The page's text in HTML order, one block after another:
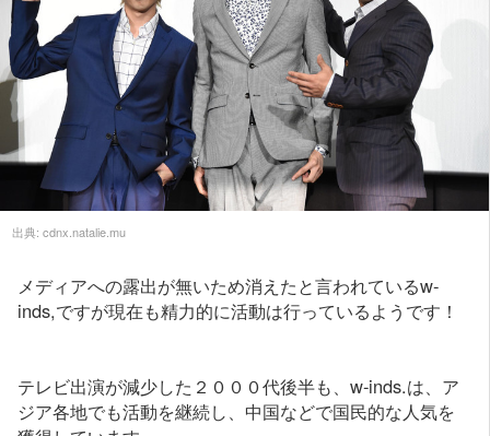
出典: cdnx.natalie.mu
メディアへの露出が無いため消えたと言われているw-
inds,ですが現在も精力的に活動は行っているようです！
テレビ出演が減少した２０００代後半も、w-inds.は、ア
ジア各地でも活動を継続し、中国などで国民的な人気を